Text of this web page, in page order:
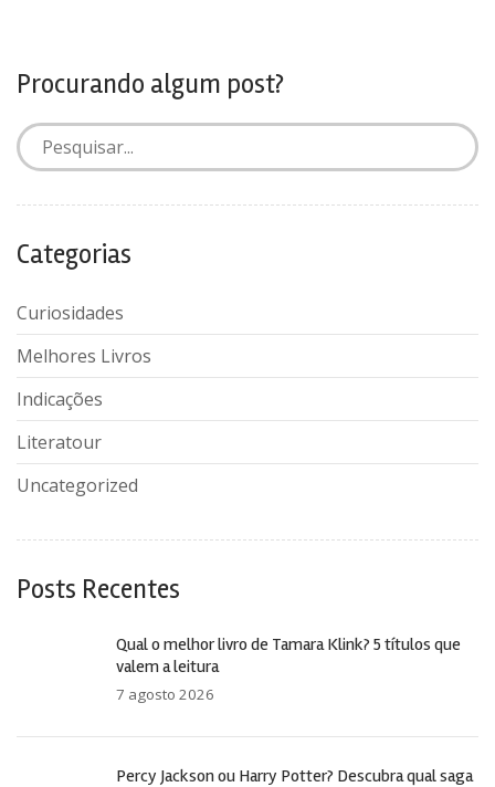
Procurando algum post?
Categorias
Curiosidades
Melhores Livros
Indicações
Literatour
Uncategorized
Posts Recentes
Qual o melhor livro de Tamara Klink? 5 títulos que
valem a leitura
7 agosto 2026
Percy Jackson ou Harry Potter? Descubra qual saga